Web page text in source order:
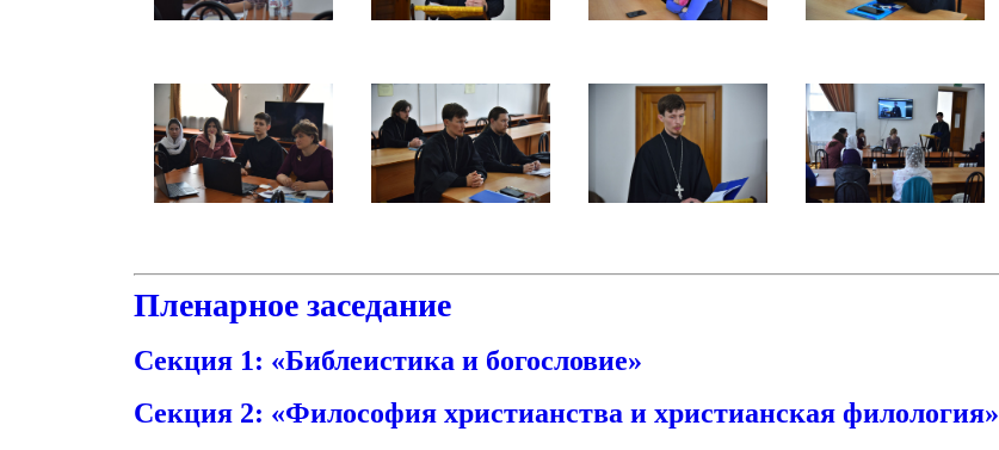
Пленарное заседание
Секция 1: «Библеистика и богословие»
Секция 2: «Философия христианства и христианская филология»